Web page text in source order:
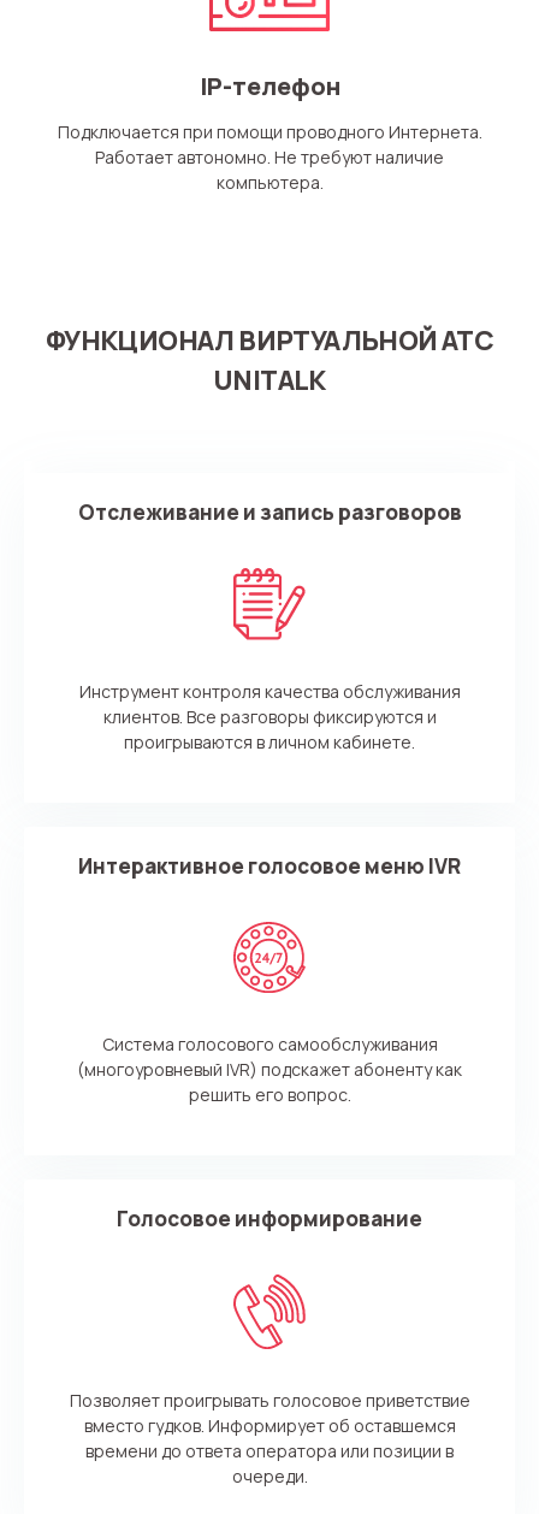
IP-телефон
Подключается при помощи проводного Интернета.
Работает автономно. Не требуют наличие
компьютера.
ФУНКЦИОНАЛ ВИРТУАЛЬНОЙ АТС
UNITALK
Отслеживание и запись разговоров
Инструмент контроля качества обслуживания
клиентов. Все разговоры фиксируются и
проигрываются в личном кабинете.
Интерактивное голосовое меню IVR
Cистема голосового самообслуживания
(многоуровневый IVR) подскажет абоненту как
решить его вопрос.
Голосовое информирование
Позволяет проигрывать голосовое приветствие
вместо гудков. Информирует об оставшемся
времени до ответа оператора или позиции в
очереди.